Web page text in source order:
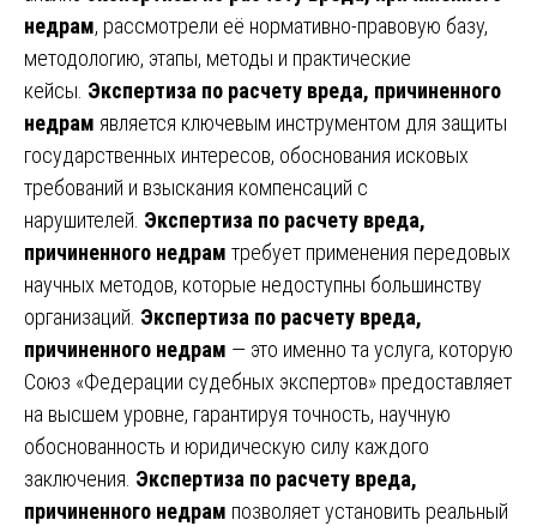
недрам, рассмотрели её нормативно-правовую базу,
методологию, этапы, методы и практические
кейсы. Экспертиза по расчету вреда, причиненного
недрам является ключевым инструментом для защиты
государственных интересов, обоснования исковых
требований и взыскания компенсаций с
нарушителей. Экспертиза по расчету вреда,
причиненного недрам требует применения передовых
научных методов, которые недоступны большинству
организаций. Экспертиза по расчету вреда,
причиненного недрам — это именно та услуга, которую
Союз «Федерации судебных экспертов» предоставляет
на высшем уровне, гарантируя точность, научную
обоснованность и юридическую силу каждого
заключения. Экспертиза по расчету вреда,
причиненного недрам позволяет установить реальный